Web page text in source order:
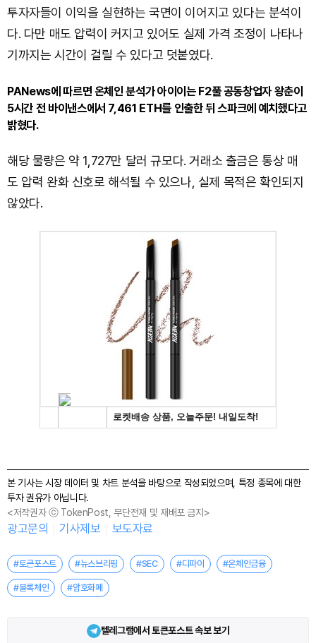
투자자들이 이익을 실현하는 국면이 이어지고 있다는 분석이
다. 다만 매도 압력이 커지고 있어도 실제 가격 조정이 나타나
기까지는 시간이 걸릴 수 있다고 덧붙였다.
PANews에 따르면 온체인 분석가 아이이는 F2풀 공동창업자 왕춘이
5시간 전 바이낸스에서 7,461 ETH를 인출한 뒤 스파크에 예치했다고
밝혔다.
해당 물량은 약 1,727만 달러 규모다. 거래소 출금은 통상 매
도 압력 완화 신호로 해석될 수 있으나, 실제 목적은 확인되지
않았다.
본 기사는 시장 데이터 및 차트 분석을 바탕으로 작성되었으며, 특정 종목에 대한
투자 권유가 아닙니다.
<저작권자 ⓒ TokenPost, 무단전재 및 재배포 금지>
광고문의 기사제보 보도자료
#토큰포스트 #뉴스브리핑 #SEC #디파이 #온체인금융
#블록체인 #암호화폐
텔레그램에서 토큰포스트 속보 보기